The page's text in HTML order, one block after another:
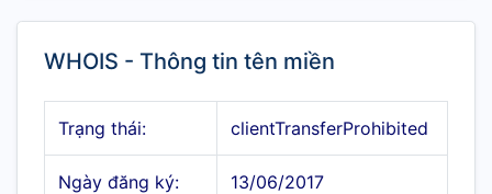
WHOIS - Thông tin tên miền
Trạng thái: clientTransferProhibited
Ngày đăng ký: 13/06/2017